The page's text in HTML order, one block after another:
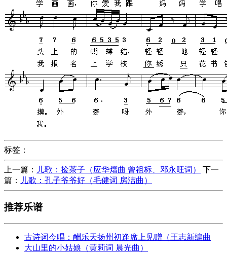
标签：
上一篇： 儿歌：捡茶子（应华熠曲 曾祖标、邓永旺词）
下一
篇：
儿歌：孔子爷爷好（毛健词 房洁曲）
推荐乐谱
古诗词今唱：酬乐天扬州初逢席上见赠（王志新编曲
大山里的小姑娘（黄莉词 晨光曲）